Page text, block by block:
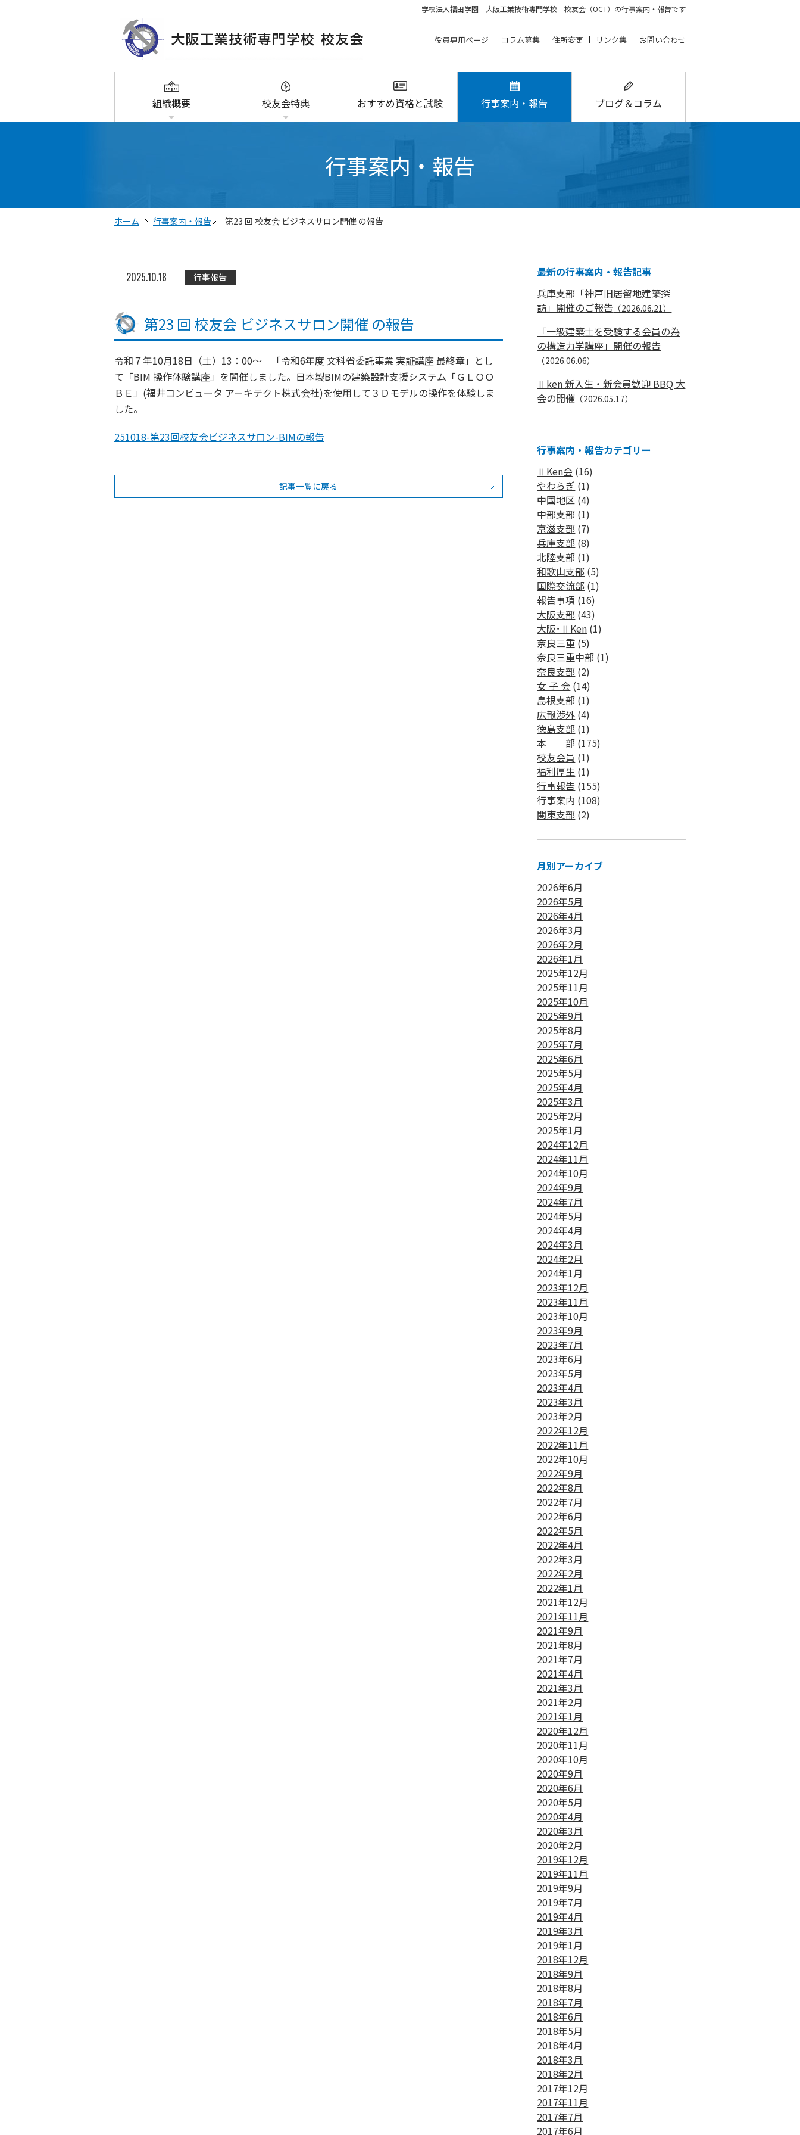
学校法人福田学園 大阪工業技術専門学校 校友会（OCT）の行事案内・報告です
役員専用ページ コラム募集 住所変更 リンク集 お問い合わせ
組織概要 校友会特典 おすすめ資格と試験 行事案内・報告 ブログ＆コラム
行事案内・報告
ホーム 行事案内・報告 第23 回 校友会 ビジネスサロン開催 の報告
2025.10.18 行事報告
第23 回 校友会 ビジネスサロン開催 の報告
令和７年10月18日（土）13：00～ 「令和6年度 文科省委託事業 実証講座 最終章」とし
て「BIM 操作体験講座」を開催しました。日本製BIMの建築設計支援システム「ＧＬＯＯ
ＢＥ」(福井コンピュータ アーキテクト株式会社)を使用して３Ｄモデルの操作を体験しま
した。
251018-第23回校友会ビジネスサロン-BIMの報告
記事一覧に戻る
最新の行事案内・報告記事
兵庫支部「神戸旧居留地建築探
訪」開催のご報告 （2026.06.21）
「一級建築士を受験する会員の為
の構造力学講座」開催の報告
（2026.06.06）
Ⅱken 新入生・新会員歓迎 BBQ 大
会の開催 （2026.05.17）
行事案内・報告カテゴリー
ⅡKen会 (16)
やわらぎ (1)
中国地区 (4)
中部支部 (1)
京滋支部 (7)
兵庫支部 (8)
北陸支部 (1)
和歌山支部 (5)
国際交流部 (1)
報告事項 (16)
大阪支部 (43)
大阪･ⅡKen (1)
奈良三重 (5)
奈良三重中部 (1)
奈良支部 (2)
女 子 会 (14)
島根支部 (1)
広報渉外 (4)
徳島支部 (1)
本 部 (175)
校友会員 (1)
福利厚生 (1)
行事報告 (155)
行事案内 (108)
関東支部 (2)
月別アーカイブ
2026年6月
2026年5月
2026年4月
2026年3月
2026年2月
2026年1月
2025年12月
2025年11月
2025年10月
2025年9月
2025年8月
2025年7月
2025年6月
2025年5月
2025年4月
2025年3月
2025年2月
2025年1月
2024年12月
2024年11月
2024年10月
2024年9月
2024年7月
2024年5月
2024年4月
2024年3月
2024年2月
2024年1月
2023年12月
2023年11月
2023年10月
2023年9月
2023年7月
2023年6月
2023年5月
2023年4月
2023年3月
2023年2月
2022年12月
2022年11月
2022年10月
2022年9月
2022年8月
2022年7月
2022年6月
2022年5月
2022年4月
2022年3月
2022年2月
2022年1月
2021年12月
2021年11月
2021年9月
2021年8月
2021年7月
2021年4月
2021年3月
2021年2月
2021年1月
2020年12月
2020年11月
2020年10月
2020年9月
2020年6月
2020年5月
2020年4月
2020年3月
2020年2月
2019年12月
2019年11月
2019年9月
2019年7月
2019年4月
2019年3月
2019年1月
2018年12月
2018年9月
2018年8月
2018年7月
2018年6月
2018年5月
2018年4月
2018年3月
2018年2月
2017年12月
2017年11月
2017年7月
2017年6月